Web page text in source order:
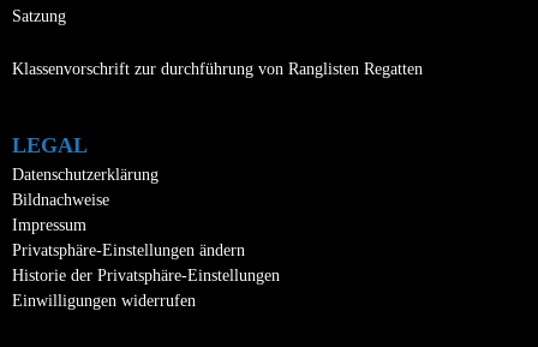
Satzung
Klassenvorschrift zur durchführung von Ranglisten Regatten
LEGAL
Datenschutzerklärung
Bildnachweise
Impressum
Privatsphäre-Einstellungen ändern
Historie der Privatsphäre-Einstellungen
Einwilligungen widerrufen